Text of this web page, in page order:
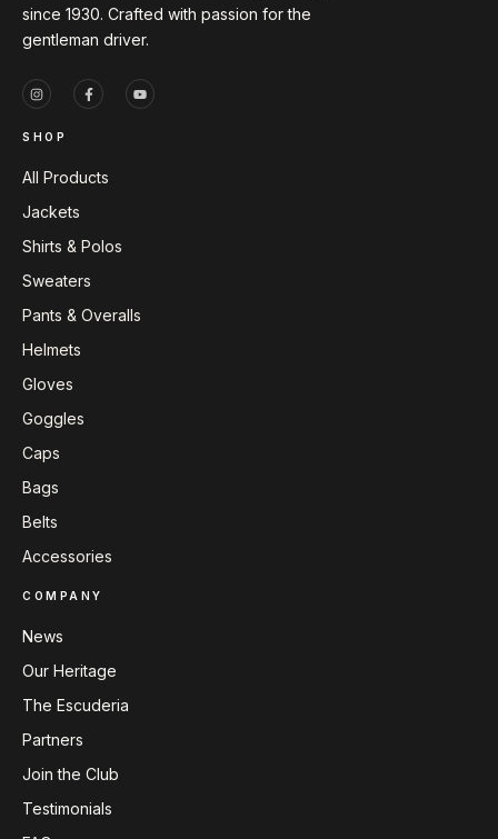
since 1930. Crafted with passion for the
gentleman driver.
SHOP
All Products
Jackets
Shirts & Polos
Sweaters
Pants & Overalls
Helmets
Gloves
Goggles
Caps
Bags
Belts
Accessories
COMPANY
News
Our Heritage
The Escuderia
Partners
Join the Club
Testimonials